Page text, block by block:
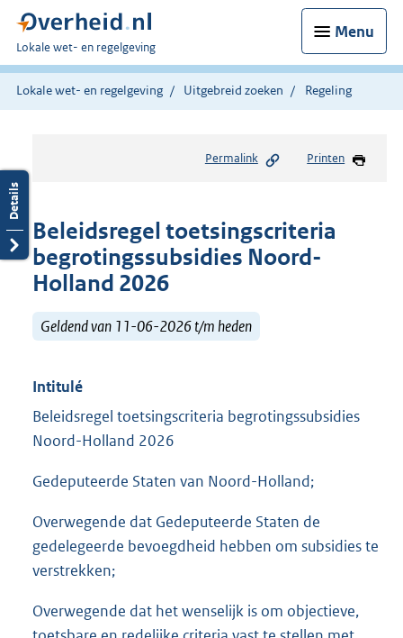
Menu
U
bent
hier:
Lokale wet- en regelgeving
Lokale wet- en regelgeving Uitgebreid zoeken Regeling
Permalink Printen
Beleidsregel toetsingscriteria
begrotingssubsidies Noord-
Holland 2026
Geldend van 11-06-2026 t/m heden
Intitulé
Beleidsregel toetsingscriteria begrotingssubsidies
Noord-Holland 2026
Gedeputeerde Staten van Noord-Holland;
Overwegende dat Gedeputeerde Staten de
gedelegeerde bevoegdheid hebben om subsidies te
verstrekken;
Overwegende dat het wenselijk is om objectieve,